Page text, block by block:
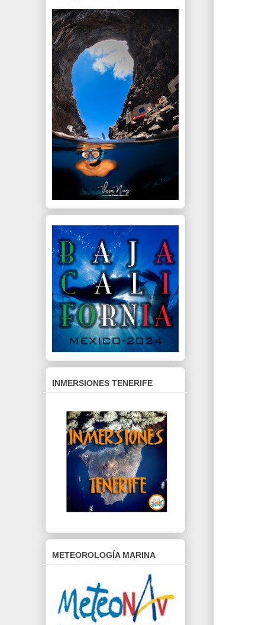
INMERSIONES TENERIFE
METEOROLOGÍA MARINA